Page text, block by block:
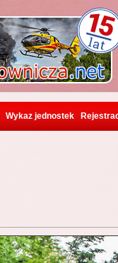
Wykaz jednostek